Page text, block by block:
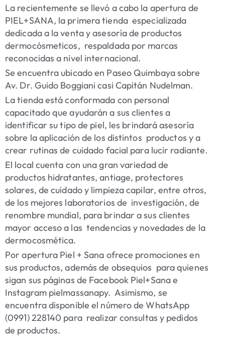
La recientemente se llevó a cabo la apertura de
PIEL+SANA, la primera tienda especializada
dedicada a la venta y asesoría de productos
dermocósmeticos, respaldada por marcas
reconocidas a nivel internacional.
Se encuentra ubicado en Paseo Quimbaya sobre
Av. Dr. Guido Boggiani casi Capitán Nudelman.
La tienda está conformada con personal
capacitado que ayudarán a sus clientes a
identificar su tipo de piel, les brindará asesoría
sobre la aplicación de los distintos productos y a
crear rutinas de cuidado facial para lucir radiante.
El local cuenta con una gran variedad de
productos hidratantes, antiage, protectores
solares, de cuidado y limpieza capilar, entre otros,
de los mejores laboratorios de investigación, de
renombre mundial, para brindar a sus clientes
mayor acceso a las tendencias y novedades de la
dermocosmética.
Por apertura Piel + Sana ofrece promociones en
sus productos, además de obsequios para quienes
sigan sus páginas de Facebook Piel+Sana e
Instagram pielmassanapy. Asimismo, se
encuentra disponible el número de WhatsApp
(0991) 228140 para realizar consultas y pedidos
de productos.